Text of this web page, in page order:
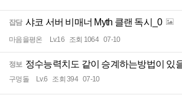
잡담 샤코 서버 비매너 Myth 클랜 독시_0
마음을평온 Lv.16 조회 1064 07-10
정보 정수능력치도 같이 승계하는방법이 있
구멍돌 Lv.6 조회 394 07-10